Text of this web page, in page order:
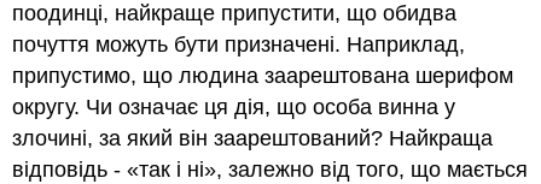
поодинці, найкраще припустити, що обидва
почуття можуть бути призначені. Наприклад,
припустимо, що людина заарештована шерифом
округу. Чи означає ця дія, що особа винна у
злочині, за який він заарештований? Найкраща
відповідь - «так і ні», залежно від того, що мається